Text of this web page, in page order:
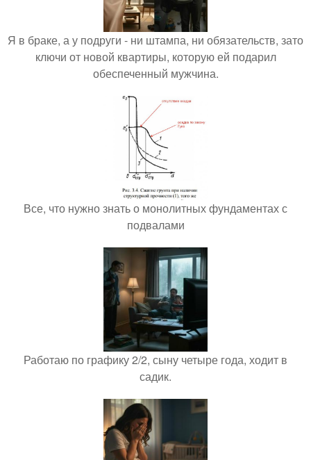
Я в браке, а у подруги - ни штампа, ни обязательств, зато
ключи от новой квартиры, которую ей подарил
обеспеченный мужчина.
Все, что нужно знать о монолитных фундаментах с
подвалами
Работаю по графику 2/2, сыну четыре года, ходит в
садик.